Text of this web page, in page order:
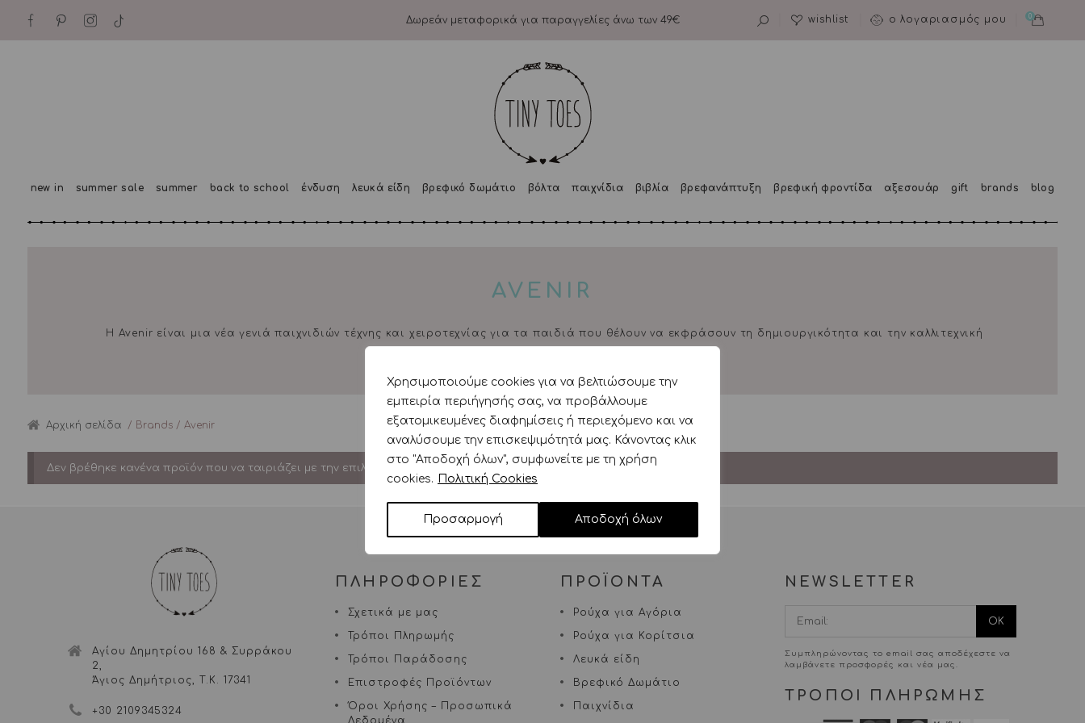
Χρησιμοποιούμε cookies για να βελτιώσουμε την
εμπειρία περιήγησής σας, να προβάλλουμε
εξατομικευμένες διαφημίσεις ή περιεχόμενο και να
αναλύσουμε την επισκεψιμότητά μας. Κάνοντας κλικ
στο "Αποδοχή όλων", συμφωνείτε με τη χρήση
cookies. Πολιτική Cookies
Προσαρμογή Αποδοχή όλων
Δωρεάν μεταφορικά για παραγγελίες άνω των 49€ 0
wishlist ο λογαριασμός μου
new in summer sale summer back to school ένδυση λευκά είδη βρεφικό δωμάτιο βόλτα παιχνίδια βιβλία βρεφανάπτυξη βρεφική φροντίδα αξεσουάρ gift brands blog
AVENIR
Η Avenir είναι μια νέα γενιά παιχνιδιών τέχνης και χειροτεχνίας για τα παιδιά που θέλουν να εκφράσουν τη δημιουργικότητα και την καλλιτεχνική
Αρχική σελίδα / Brands / Avenir
Δεν βρέθηκε κανένα προϊόν που να ταιριάζει με την επιλογή σας.
Αγίου Δημητρίου 168 & Συρράκου
2,
Άγιος Δημήτριος, Τ.Κ. 17341
+30 2109345324
ΠΛΗΡΟΦΟΡΙΕΣ
Σχετικά με μας
Τρόποι Πληρωμής
Τρόποι Παράδοσης
Επιστροφές Προϊόντων
Όροι Χρήσης – Προσωπικά
Δεδομένα
ΠΡΟΪΟΝΤΑ
Ρούχα για Αγόρια
Ρούχα για Κορίτσια
Λευκά είδη
Βρεφικό Δωμάτιο
Παιχνίδια
NEWSLETTER
and conditions.*
Συμπληρώνοντας το email σας αποδέχεστε να
λαμβάνετε προσφορές και νέα μας.
ΤΡΟΠΟΙ ΠΛΗΡΩΜΗΣ